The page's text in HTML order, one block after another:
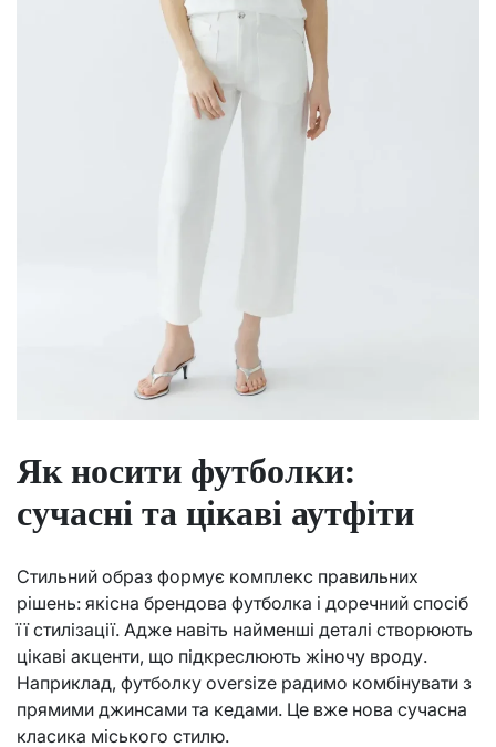
Як носити футболки:
сучасні та цікаві аутфіти
Стильний образ формує комплекс правильних
рішень: якісна брендова футболка і доречний спосіб
її стилізації. Адже навіть найменші деталі створюють
цікаві акценти, що підкреслюють жіночу вроду.
Наприклад, футболку oversize радимо комбінувати з
прямими джинсами та кедами. Це вже нова сучасна
класика міського стилю.